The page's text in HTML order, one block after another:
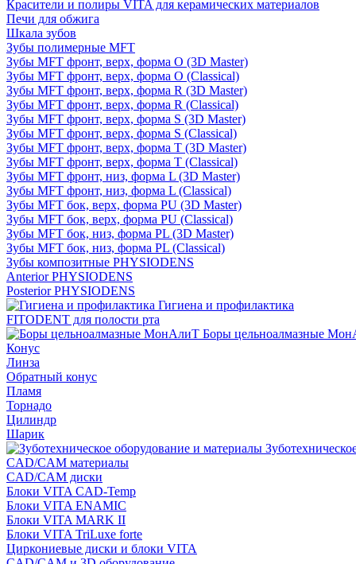
Красители и полиры VITA для керамических материалов
Печи для обжига
Шкала зубов
Зубы полимерные MFT
Зубы MFT фронт, верх, форма O (3D Master)
Зубы MFT фронт, верх, форма O (Classical)
Зубы MFT фронт, верх, форма R (3D Master)
Зубы MFT фронт, верх, форма R (Classical)
Зубы MFT фронт, верх, форма S (3D Master)
Зубы MFT фронт, верх, форма S (Classical)
Зубы MFT фронт, верх, форма T (3D Master)
Зубы MFT фронт, верх, форма T (Classical)
Зубы MFT фронт, низ, форма L (3D Master)
Зубы MFT фронт, низ, форма L (Classical)
Зубы MFT бок, верх, форма PU (3D Master)
Зубы MFT бок, верх, форма PU (Classical)
Зубы MFT бок, низ, форма PL (3D Master)
Зубы MFT бок, низ, форма PL (Classical)
Зубы композитные PHYSIODENS
Anterior PHYSIODENS
Posterior PHYSIODENS
Гигиена и профилактика
FITODENT для полости рта
Боры цельноалмазные
Конус
Линза
Обратный конус
Пламя
Торнадо
Цилиндр
Шарик
CAD/CAM материалы
CAD/CAM диски
Блоки VITA CAD-Temp
Блоки VITA ENAMIC
Блоки VITA MARK II
Блоки VITA TriLuxe forte
Циркониевые диски и блоки VITA